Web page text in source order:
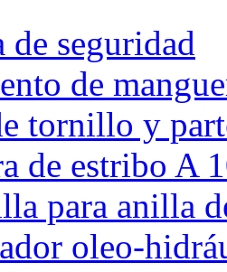
de seguridad
de
tornillo y
de estribo A
para anilla
oleo-